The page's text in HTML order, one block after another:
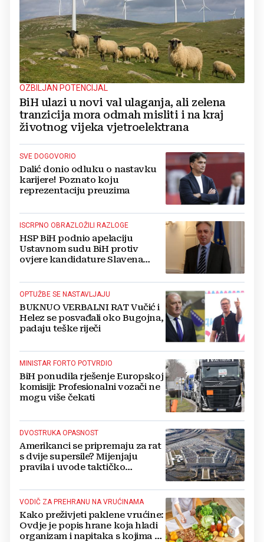
OZBILJAN POTENCIJAL
BiH ulazi u novi val ulaganja, ali zelena
tranzicija mora odmah misliti i na kraj
životnog vijeka vjetroelektrana
SVE DOGOVORIO
Dalić donio odluku o nastavku
karijere! Poznato koju
reprezentaciju preuzima
ISCRPNO OBRAZLOŽILI RAZLOGE
HSP BiH podnio apelaciju
Ustavnom sudu BiH protiv
ovjere kandidature Slavena
OPTUŽBE SE NASTAVLJAJU
BUKNUO VERBALNI RAT Vučić i
Helez se posvađali oko Bugojna,
padaju teške riječi
MINISTAR FORTO POTVRDIO
BiH ponudila rješenje Europskoj
komisiji: Profesionalni vozači ne
mogu više čekati
DVOSTRUKA OPASNOST
Amerikanci se pripremaju za rat
s dvije supersile? Mijenjaju
pravila i uvode taktičko
VODIČ ZA PREHRANU NA VRUĆINAMA
Kako preživjeti paklene vrućine:
Ovdje je popis hrane koja hladi
organizam i napitaka s kojima si